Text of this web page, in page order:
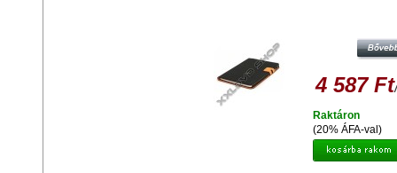
4 587 Ft
(20% ÁFA-val)
Raktáron